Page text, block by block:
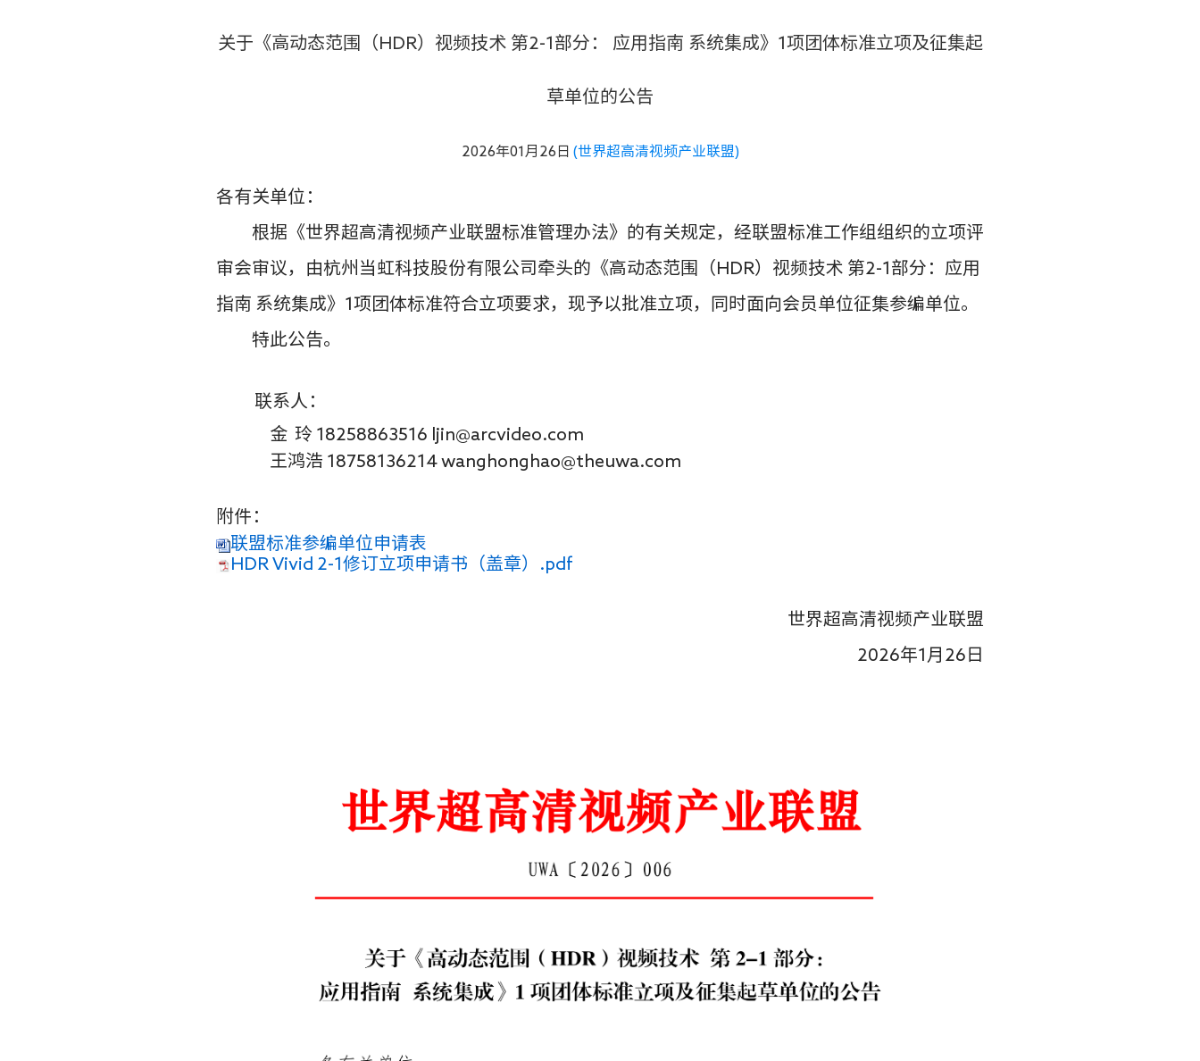
关于《高动态范围（HDR）视频技术 第2-1部分： 应用指南 系统集成》1项团体标准立项及征集起
草单位的公告
2026年01月26日 (世界超高清视频产业联盟)
各有关单位：
根据《世界超高清视频产业联盟标准管理办法》的有关规定，经联盟标准工作组组织的立项评
审会审议，由杭州当虹科技股份有限公司牵头的《高动态范围（HDR）视频技术 第2-1部分：应用
指南 系统集成》1项团体标准符合立项要求，现予以批准立项，同时面向会员单位征集参编单位。
特此公告。
联系人：
金 玲 18258863516 ljin@arcvideo .com
王鸿浩 18758136214 wanghonghao@theuwa.com
附件：
联盟标准参编单位申请表
HDR Vivid 2-1修订立项申请书（盖章）.pdf
世界超高清视频产业联盟
2026年1月26日